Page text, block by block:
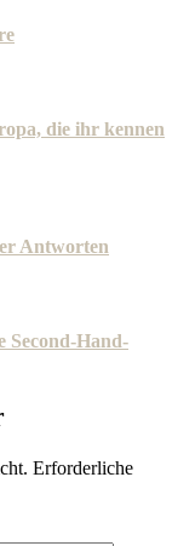
die ihr kennen
Antworten
Second-Hand-
Erforderliche